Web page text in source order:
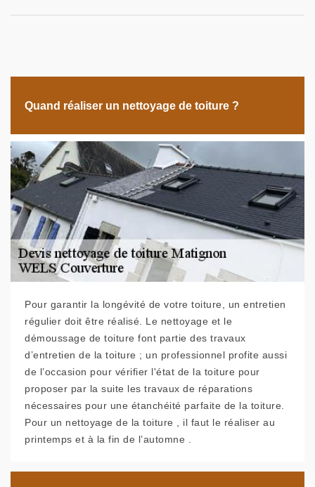
Quand réaliser un nettoyage de toiture ?
Pour garantir la longévité de votre toiture, un entretien
régulier doit être réalisé. Le nettoyage et le
démoussage de toiture font partie des travaux
d’entretien de la toiture ; un professionnel profite aussi
de l’occasion pour vérifier l'état de la toiture pour
proposer par la suite les travaux de réparations
nécessaires pour une étanchéité parfaite de la toiture.
Pour un nettoyage de la toiture , il faut le réaliser au
printemps et à la fin de l’automne .